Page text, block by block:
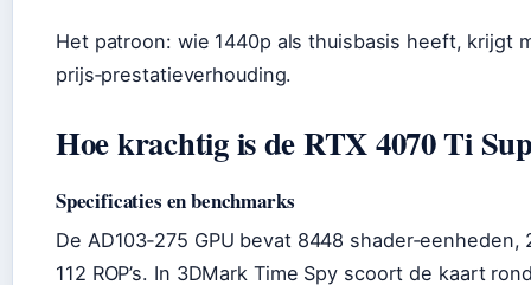
Het patroon: wie 1440p als thuisbasis heeft, krijgt
prijs‑prestatieverhouding.
Hoe krachtig is de RTX 4070 Ti
Specificaties en benchmarks
De AD103‑275 GPU bevat 8448
112 ROP’s. In 3DMark Time Spy scoort de kaart